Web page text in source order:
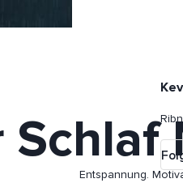
Schlaf
Entspannung. Motivation.